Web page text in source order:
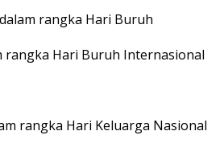
rangka Hari Buruh
rangka Hari Buruh Internasional
rangka Hari Keluarga Nasional